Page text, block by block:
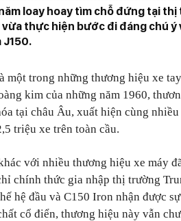
loay hoay tìm chỗ đứng tại
thực hiện bước đi đáng chú ý
J150.
một trong những thương hiệu xe
kim của những năm 1960,
tại châu Âu, xuất hiện cùng
triệu xe trên toàn cầu.
với nhiều thương hiệu xe máy
chính thức gia nhập thị trường
hệ đầu và C150 Iron nhận được
cổ điển, thương hiệu này vẫn